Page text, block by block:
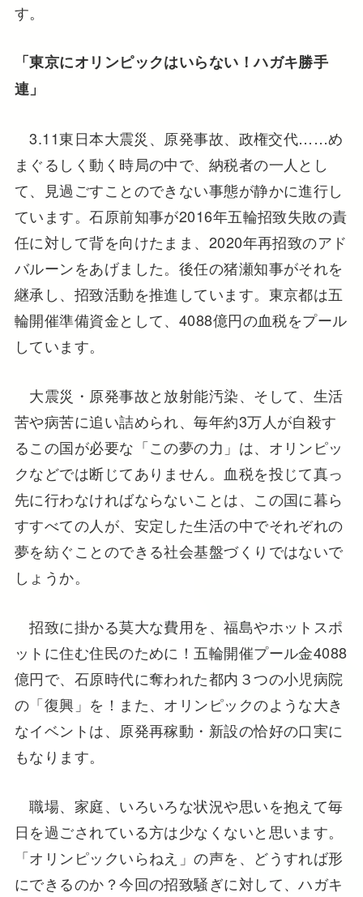
す。
「東京にオリンピックはいらない！ハガキ勝手
連」
3.11東日本大震災、原発事故、政権交代……め
まぐるしく動く時局の中で、納税者の一人とし
て、見過ごすことのできない事態が静かに進行し
ています。石原前知事が2016年五輪招致失敗の責
任に対して背を向けたまま、2020年再招致のアド
バルーンをあげました。後任の猪瀬知事がそれを
継承し、招致活動を推進しています。東京都は五
輪開催準備資金として、4088億円の血税をプール
しています。
大震災・原発事故と放射能汚染、そして、生活
苦や病苦に追い詰められ、毎年約3万人が自殺す
るこの国が必要な「この夢の力」は、オリンピッ
クなどでは断じてありません。血税を投じて真っ
先に行わなければならないことは、この国に暮ら
すすべての人が、安定した生活の中でそれぞれの
夢を紡ぐことのできる社会基盤づくりではないで
しょうか。
招致に掛かる莫大な費用を、福島やホットスポ
ットに住む住民のために！五輪開催プール金4088
億円で、石原時代に奪われた都内３つの小児病院
の「復興」を！また、オリンピックのような大き
なイベントは、原発再稼動・新設の恰好の口実に
もなります。
職場、家庭、いろいろな状況や思いを抱えて毎
日を過ごされている方は少なくないと思います。
「オリンピックいらねえ」の声を、どうすれば形
にできるのか？今回の招致騒ぎに対して、ハガキ